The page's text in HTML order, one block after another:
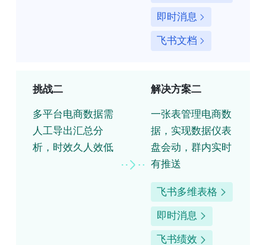
即时消息
飞书文档
挑战二
多平台电商数据需
人工导出汇总分
析，时效久人效低
解决方案二
一张表管理电商数
据，实现数据仪表
盘会动，群内实时
有推送
飞书多维表格
即时消息
飞书绩效